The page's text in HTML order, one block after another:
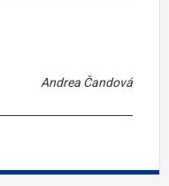
Andrea Čandová